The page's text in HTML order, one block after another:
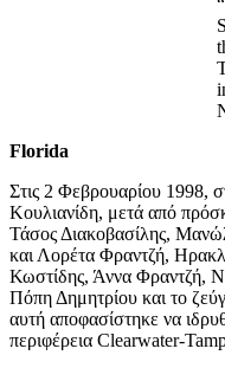
Florida
Στις 2 Φεβρουαρίου 1998,
Κουλιανίδη, μετά από
Τάσος Διακοβασίλης,
και Λορέτα Φραντζή,
Κωστίδης, Άννα Φραντζή,
Πόπη Δημητρίου και το
αυτή αποφασίστηκε να
περιφέρεια Clearwater-